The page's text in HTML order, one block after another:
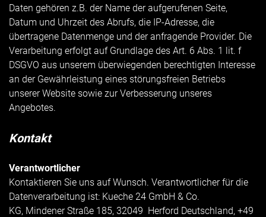
Daten gehören z.B. der Name der aufgerufenen Seite,
Datum und Uhrzeit des Abrufs, die IP-Adresse, die
übertragene Datenmenge und der anfragende Provider. Die
Verarbeitung erfolgt auf Grundlage des Art. 6 Abs. 1 lit. f
DSGVO aus unserem überwiegenden berechtigten Interesse
an der Gewährleistung eines störungsfreien Betriebs
unserer Website sowie zur Verbesserung unseres
Angebotes.
Kontakt
Verantwortlicher
Kontaktieren Sie uns auf Wunsch. Verantwortlicher für die
Datenverarbeitung ist: Kueche 24 GmbH & Co.
KG, Mindener Straße 185, 32049 Herford Deutschland, +49